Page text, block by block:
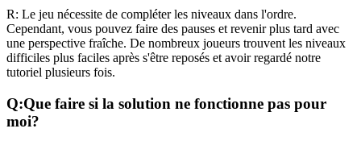
R: Le jeu nécessite de compléter les niveaux dans l'ordre.
Cependant, vous pouvez faire des pauses et revenir plus tard avec
une perspective fraîche. De nombreux joueurs trouvent les niveaux
difficiles plus faciles après s'être reposés et avoir regardé notre
tutoriel plusieurs fois.
Q:Que faire si la solution ne fonctionne pas pour
moi?